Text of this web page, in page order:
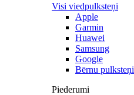
Visi viedpulksteņi
Apple
Garmin
Huawei
Samsung
Google
Bērnu pulksteņi
Piederumi